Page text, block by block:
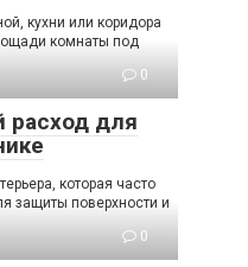
кухни или коридора
комнаты под
0
расход для
которая часто
защиты поверхности и
0